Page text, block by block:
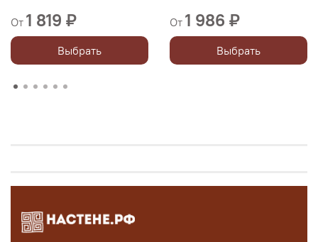
От 1 819 ₽
Выбрать
От 1 986 ₽
Выбрать